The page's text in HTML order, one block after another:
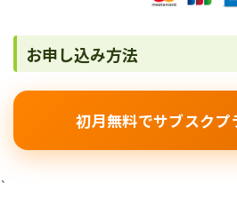
お申し込み方法
初月無料でサブスクプ
`